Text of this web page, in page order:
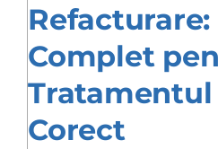
Refacturare:
Complet
Tratamentul
Corect